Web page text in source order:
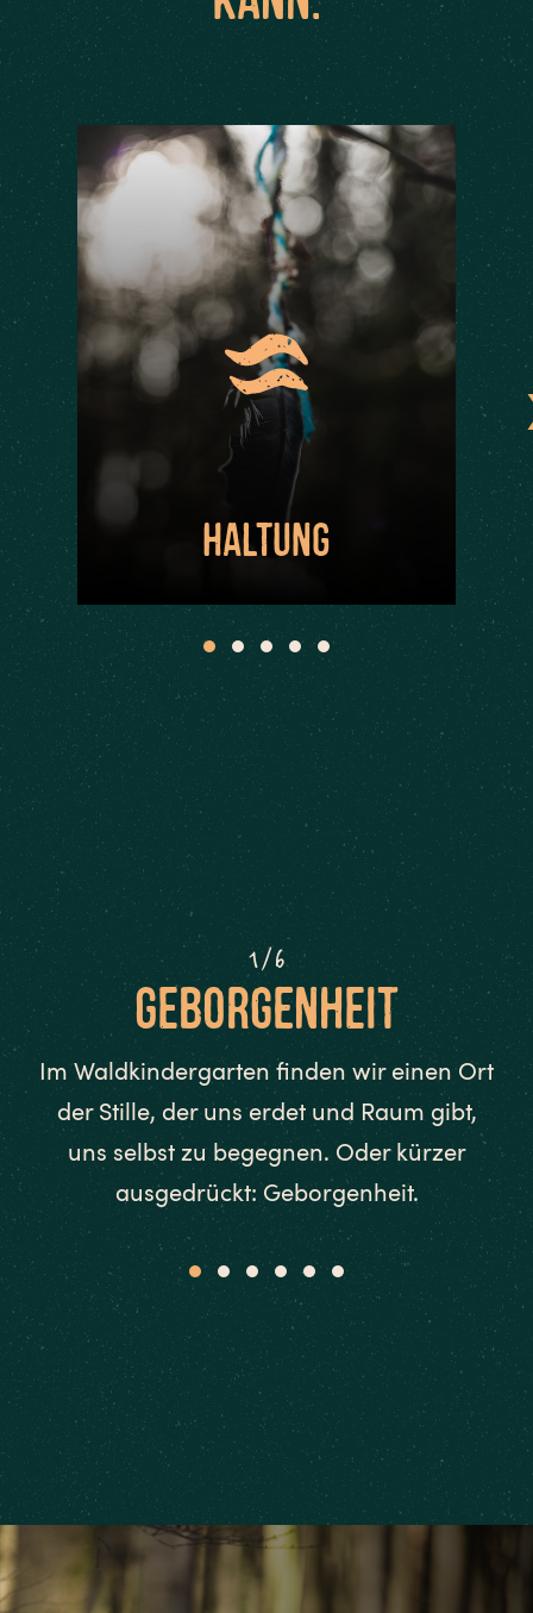
Haltung
1/6
Geborgenheit
Im Waldkindergarten finden wir einen Ort
der Stille, der uns erdet und Raum gibt,
uns selbst zu begegnen. Oder kürzer
ausgedrückt: Geborgenheit.